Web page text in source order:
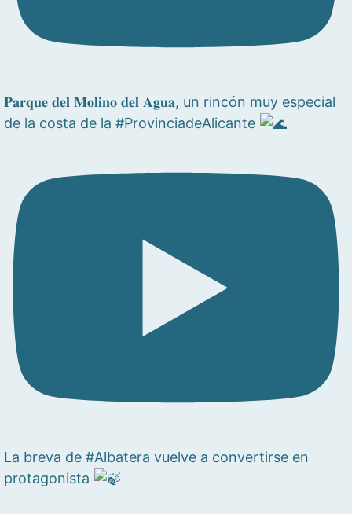
𝐏𝐚𝐫𝐪𝐮𝐞 𝐝𝐞𝐥 𝐌𝐨𝐥𝐢𝐧𝐨 𝐝𝐞𝐥 𝐀𝐠𝐮𝐚, un rincón muy especial
de la costa de la #ProvinciadeAlicante
La breva de #Albatera vuelve a convertirse en
protagonista